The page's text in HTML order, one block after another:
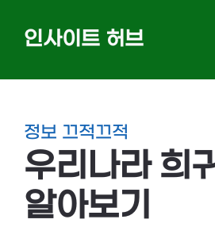
인사이트 허브
정보 끄적끄적
우리나라 희
알아보기